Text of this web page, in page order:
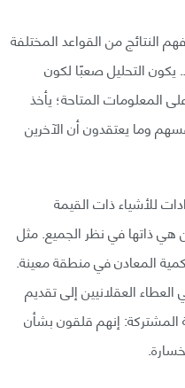
النتائج من القواعد المختلفة
يكون التحليل صعبًا لكون
المعلومات المتاحة؛ يأخذ
وما يعتقدون أن الآخرين
للأشياء ذات القيمة
هي ذاتها في نظر الجميع. مثل
كمية المعادن في منطقة معينة.
العقلانيين إلى تقديم
إنهم قلقون بشأن